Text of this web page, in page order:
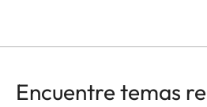
Encuentre temas